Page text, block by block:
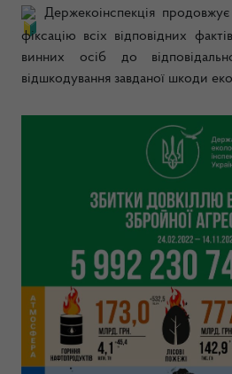
Держекоінспекція
фіксацію всіх відповідних
винних осіб до
відшкодування завданої шкоди